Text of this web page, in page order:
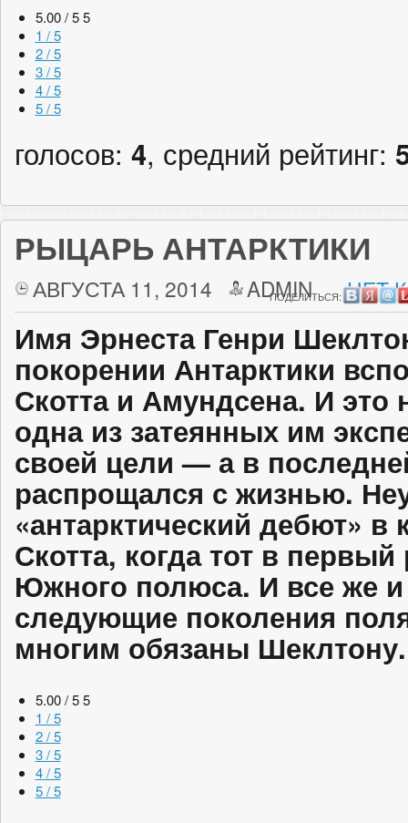
5.00 / 5 5
1 / 5
2 / 5
3 / 5
4 / 5
5 / 5
голосов: 4, средний рейтинг:
РЫЦАРЬ АНТАРКТИКИ
АВГУСТА 11, 2014 ADMIN НЕТ
ПОДЕЛИТЬСЯ:
Имя Эрнеста Генри
покорении Антарктики
Скотта и Амундсена. И это
одна из затеянных им
своей цели — а в
распрощался с жизнью.
«антарктический дебют» в
Скотта, когда тот в
Южного полюса. И все же и
следующие поколения
многим обязаны Шеклтону.
5.00 / 5 5
1 / 5
2 / 5
3 / 5
4 / 5
5 / 5